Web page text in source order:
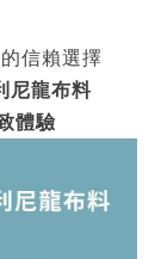
信賴選擇
尼龍布料
體驗